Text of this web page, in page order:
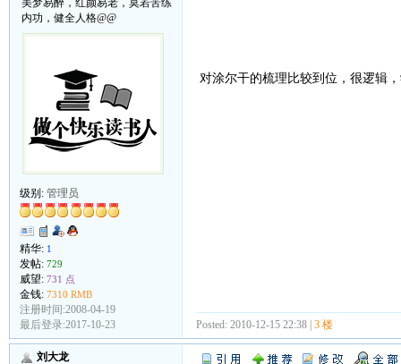
美梦易醉，红颜易老，莫若苦练
内功，健全人格@@
级别: 管理员
精华: 1
发帖: 729
威望: 731 点
金钱: 7310 RMB
注册时间:2008-04-19
最后登录:2017-10-23
对涂尔干的梳理比较到位，很逻辑
Posted: 2010-12-15 22:38 | 3 楼
刘大龙